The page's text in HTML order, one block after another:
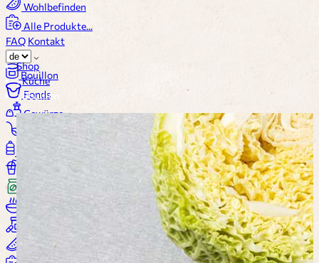
Wohlbefinden
Alle Produkte...
FAQ Kontakt
Bouillon
Fonds
Gewürze
Öl / Essig
Suppen
Wohlbefinden
Shop
〉Küche
〉 Bouillon